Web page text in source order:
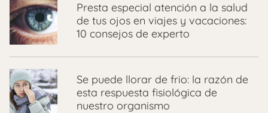
Presta especial atención a la salud
de tus ojos en viajes y vacaciones:
10 consejos de experto
Se puede llorar de frio: la razón de
esta respuesta fisiológica de
nuestro organismo